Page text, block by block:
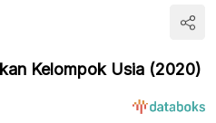
Kelompok Usia (2020)